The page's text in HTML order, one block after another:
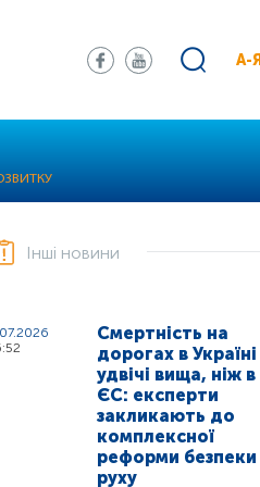
А-Я
Інші новини
Смертність на
дорогах в Україні
удвічі вища, ніж в
ЄС: експерти
закликають до
комплексної
реформи безпеки
руху